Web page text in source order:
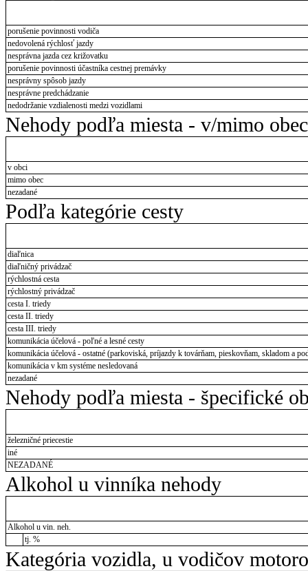
porušenie povinnosti vodiča
nedovolená rýchlosť jazdy
nesprávna jazda cez križovatku
porušenie povinnosti účastníka cestnej premávky
nesprávny spôsob jazdy
nesprávne predchádzanie
nedodržanie vzdialenosti medzi vozidlami
Nehody podľa miesta - v/mimo obec
v obci
mimo obec
nezadané
Podľa kategórie cesty
diaľnica
diaľničný privádzač
rýchlostná cesta
rýchlostný privádzač
cesta I. triedy
cesta II. triedy
cesta III. triedy
komunikácia účelová - poľné a lesné cesty
komunikácia účelová - ostatné (parkoviská, príjazdy k továrňam, pieskovňam, skladom a
komunikácia v km systéme nesledovaná
nezadané
Nehody podľa miesta - špecifické
železničné priecestie
iné
NEZADANÉ
Alkohol u vinníka nehody
Alkohol u vin. neh.
tj. %
Kategória vozidla, u vodičov